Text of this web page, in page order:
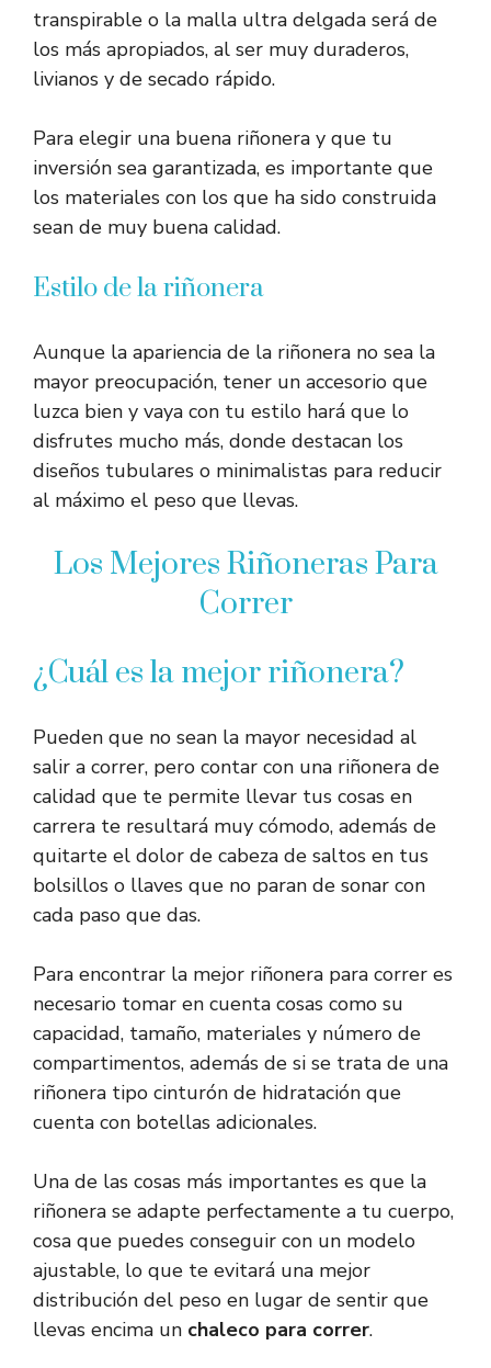
transpirable o la malla ultra delgada será de
los más apropiados, al ser muy duraderos,
livianos y de secado rápido.
Para elegir una buena riñonera y que tu
inversión sea garantizada, es importante que
los materiales con los que ha sido construida
sean de muy buena calidad.
Estilo de la riñonera
Aunque la apariencia de la riñonera no sea la
mayor preocupación, tener un accesorio que
luzca bien y vaya con tu estilo hará que lo
disfrutes mucho más, donde destacan los
diseños tubulares o minimalistas para reducir
al máximo el peso que llevas.
Los Mejores Riñoneras Para
Correr
¿Cuál es la mejor riñonera?
Pueden que no sean la mayor necesidad al
salir a correr, pero contar con una riñonera de
calidad que te permite llevar tus cosas en
carrera te resultará muy cómodo, además de
quitarte el dolor de cabeza de saltos en tus
bolsillos o llaves que no paran de sonar con
cada paso que das.
Para encontrar la mejor riñonera para correr es
necesario tomar en cuenta cosas como su
capacidad, tamaño, materiales y número de
compartimentos, además de si se trata de una
riñonera tipo cinturón de hidratación que
cuenta con botellas adicionales.
Una de las cosas más importantes es que la
riñonera se adapte perfectamente a tu cuerpo,
cosa que puedes conseguir con un modelo
ajustable, lo que te evitará una mejor
distribución del peso en lugar de sentir que
llevas encima un chaleco para correr.